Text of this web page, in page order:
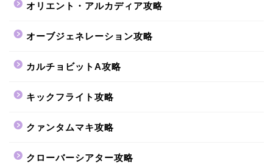
オリエント・アルカディア攻略
オーブジェネレーション攻略
カルチョビットA攻略
キックフライト攻略
クァンタムマキ攻略
クローバーシアター攻略